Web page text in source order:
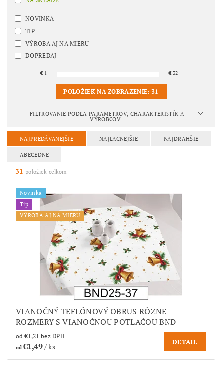
NOVINKA
TIP
VÝROBA AJ NA MIERU
DOPREDAJ
€ 1 €32
POLOŽIEK NA ZOBRAZENIE:31
FILTROVANIE PODĽA PARAMETROV, CHARAKTERISTÍK A
VÝROBCOV
NAJPREDÁVANEJŠIE NAJLACNEJŠIE NAJDRAHŠIE
ABECEDNE
31 položiek celkom
Novinka
Tip
VÝROBA AJ NA MIERU
VIANOČNÝ TEFLÓNOVÝ OBRUS RÔZNE
ROZMERY S VIANOČNOU POTLAČOU BND
od €1,21 bez DPH
od€1,49/ ks
DETAIL